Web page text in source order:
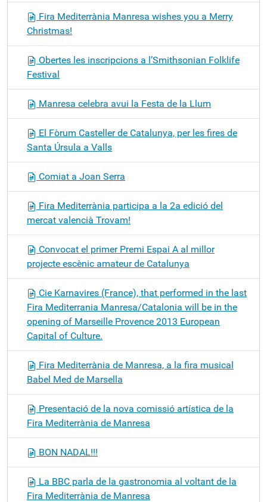
Fira Mediterrània Manresa wishes you a Merry
Christmas!
Obertes les inscripcions a l’Smithsonian Folklife
Festival
Manresa celebra avui la Festa de la Llum
El Fòrum Casteller de Catalunya, per les fires de
Santa Úrsula a Valls
Comiat a Joan Serra
Fira Mediterrània participa a la 2a edició del
mercat valencià Trovam!
Convocat el primer Premi Espai A al millor
projecte escènic amateur de Catalunya
Cie Karnavires (France), that performed in the last
Fira Mediterrania Manresa/Catalonia will be in the
opening of Marseille Provence 2013 European
Capital of Culture.
Fira Mediterrània de Manresa, a la fira musical
Babel Med de Marsella
Presentació de la nova comissió artística de la
Fira Mediterrània de Manresa
BON NADAL!!!
La BBC parla de la gastronomia al voltant de la
Fira Mediterrània de Manresa